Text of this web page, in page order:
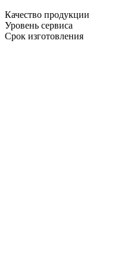
Качество продукции
Уровень сервиса
Срок изготовления